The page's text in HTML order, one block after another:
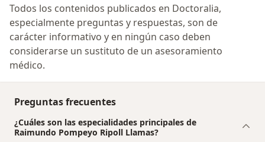
Todos los contenidos publicados en Doctoralia,
especialmente preguntas y respuestas, son de
carácter informativo y en ningún caso deben
considerarse un sustituto de un asesoramiento
médico.
Preguntas frecuentes
¿Cuáles son las especialidades principales de
Raimundo Pompeyo Ripoll Llamas?